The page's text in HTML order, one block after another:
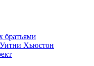
братьями
Хьюстон